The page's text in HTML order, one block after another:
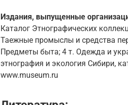
Издания, выпущенные
Каталог Этнографических
Таежные промыслы и средства
Предметы быта; 4 т. Одежда и
этнография и экология Сибири,
www.museum.ru